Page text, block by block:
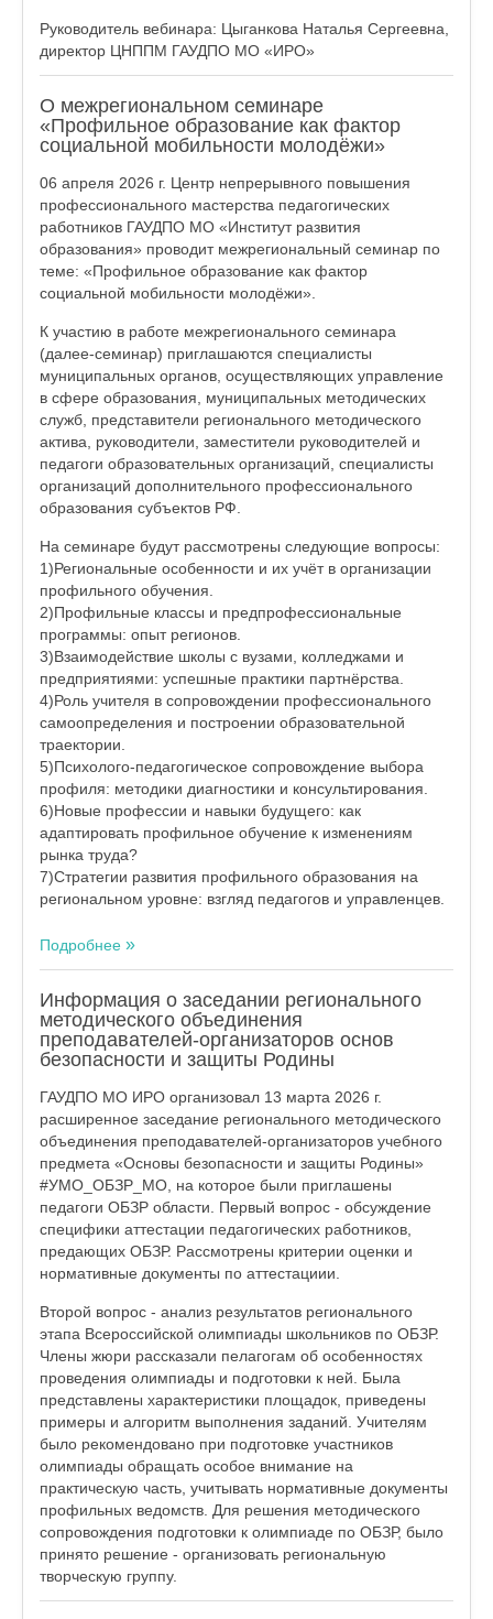
Руководитель вебинара: Цыганкова Наталья Сергеевна,
директор ЦНППМ ГАУДПО МО «ИРО»
О межрегиональном семинаре
«Профильное образование как фактор
социальной мобильности молодёжи»
06 апреля 2026 г. Центр непрерывного повышения
профессионального мастерства педагогических
работников ГАУДПО МО «Институт развития
образования» проводит межрегиональный семинар по
теме: «Профильное образование как фактор
социальной мобильности молодёжи».
К участию в работе межрегионального семинара
(далее-семинар) приглашаются специалисты
муниципальных органов, осуществляющих управление
в сфере образования, муниципальных методических
служб, представители регионального методического
актива, руководители, заместители руководителей и
педагоги образовательных организаций, специалисты
организаций дополнительного профессионального
образования субъектов РФ.
На семинаре будут рассмотрены следующие вопросы:
1)Региональные особенности и их учёт в организации
профильного обучения.
2)Профильные классы и предпрофессиональные
программы: опыт регионов.
3)Взаимодействие школы с вузами, колледжами и
предприятиями: успешные практики партнёрства.
4)Роль учителя в сопровождении профессионального
самоопределения и построении образовательной
траектории.
5)Психолого‑педагогическое сопровождение выбора
профиля: методики диагностики и консультирования.
6)Новые профессии и навыки будущего: как
адаптировать профильное обучение к изменениям
рынка труда?
7)Стратегии развития профильного образования на
региональном уровне: взгляд педагогов и управленцев.
Подробнее
Информация о заседании регионального
методического объединения
преподавателей-организаторов основ
безопасности и защиты Родины
ГАУДПО МО ИРО организовал 13 марта 2026 г.
расширенное заседание регионального методического
объединения преподавателей-организаторов учебного
предмета «Основы безопасности и защиты Родины»
#УМО_ОБЗР_МО, на которое были приглашены
педагоги ОБЗР области. Первый вопрос - обсуждение
специфики аттестации педагогических работников,
предающих ОБЗР. Рассмотрены критерии оценки и
нормативные документы по аттестациии.
Второй вопрос - анализ результатов регионального
этапа Всероссийской олимпиады школьников по ОБЗР.
Члены жюри рассказали пелагогам об особенностях
проведения олимпиады и подготовки к ней. Была
представлены характеристики площадок, приведены
примеры и алгоритм выполнения заданий. Учителям
было рекомендовано при подготовке участников
олимпиады обращать особое внимание на
практическую часть, учитывать нормативные документы
профильных ведомств. Для решения методического
сопровождения подготовки к олимпиаде по ОБЗР, было
принято решение - организовать региональную
творческую группу.